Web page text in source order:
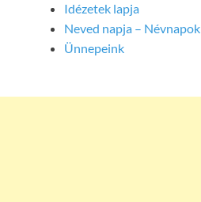
Idézetek lapja
Neved napja – Névnapok
Ünnepeink